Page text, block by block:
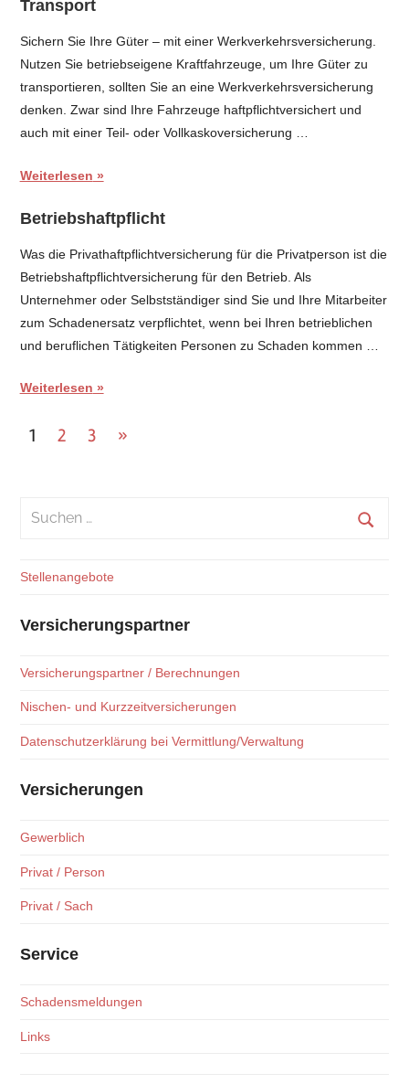
Transport
Sichern Sie Ihre Güter – mit einer Werkverkehrsversicherung.
Nutzen Sie betriebseigene Kraftfahrzeuge, um Ihre Güter zu
transportieren, sollten Sie an eine Werkverkehrsversicherung
denken. Zwar sind Ihre Fahrzeuge haftpflichtversichert und
auch mit einer Teil- oder Vollkaskoversicherung …
Weiterlesen
Betriebshaftpflicht
Was die Privathaftpflichtversicherung für die Privatperson ist die
Betriebshaftpflichtversicherung für den Betrieb. Als
Unternehmer oder Selbstständiger sind Sie und Ihre Mitarbeiter
zum Schadenersatz verpflichtet, wenn bei Ihren betrieblichen
und beruflichen Tätigkeiten Personen zu Schaden kommen …
Weiterlesen
Seitennummerierung
Beiträge
1 2 3
Nächste
»
nach:
Stellenangebote
Versicherungspartner
Versicherungspartner / Berechnungen
Nischen- und Kurzzeitversicherungen
Datenschutzerklärung bei Vermittlung/Verwaltung
Versicherungen
Gewerblich
Privat / Person
Privat / Sach
Service
Schadensmeldungen
Links